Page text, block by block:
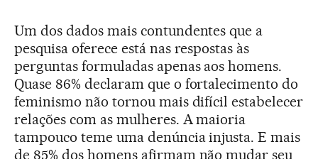
Um dos dados mais contundentes que a
pesquisa oferece está nas respostas às
perguntas formuladas apenas aos homens.
Quase 86% declaram que o fortalecimento do
feminismo não tornou mais difícil estabelecer
relações com as mulheres. A maioria
tampouco teme uma denúncia injusta. E mais
de 85% dos homens afirmam não mudar seu